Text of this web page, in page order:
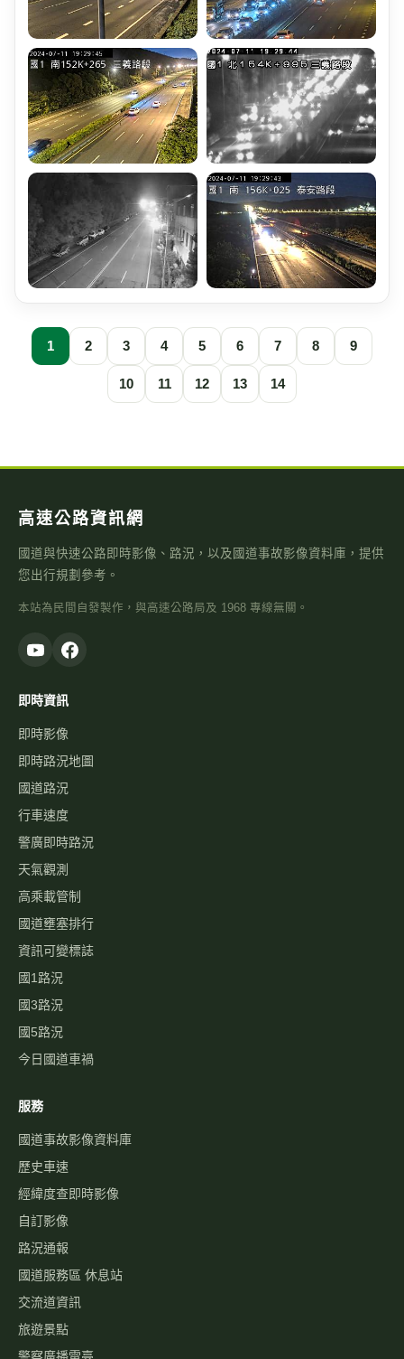
1 2 3 4 5 6 7 8 9
10 11 12 13 14
高速公路資訊網
國道與快速公路即時影像、路況，以及國道事故影像資料庫，提供
您出行規劃參考。
本站為民間自發製作，與高速公路局及 1968 專線無關。
即時資訊
即時影像
即時路況地圖
國道路況
行車速度
警廣即時路況
天氣觀測
高乘載管制
國道壅塞排行
資訊可變標誌
國1路況
國3路況
國5路況
今日國道車禍
服務
國道事故影像資料庫
歷史車速
經緯度查即時影像
自訂影像
路況通報
國道服務區 休息站
交流道資訊
旅遊景點